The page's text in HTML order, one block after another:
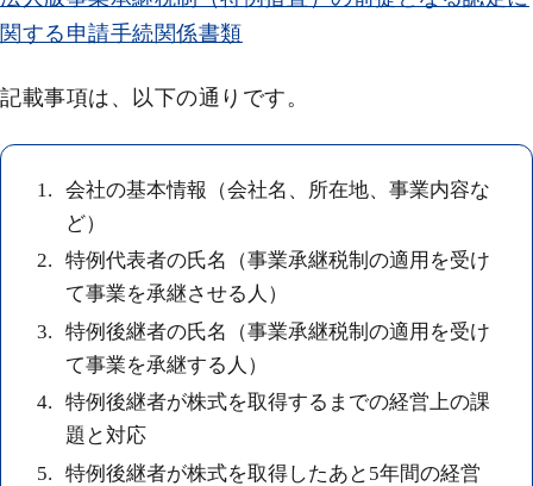
関する申請手続関係書類
記載事項は、以下の通りです。
会社の基本情報（会社名、所在地、事業内容な
ど）
特例代表者の氏名（事業承継税制の適用を受け
て事業を承継させる人）
特例後継者の氏名（事業承継税制の適用を受け
て事業を承継する人）
特例後継者が株式を取得するまでの経営上の課
題と対応
特例後継者が株式を取得したあと5年間の経営